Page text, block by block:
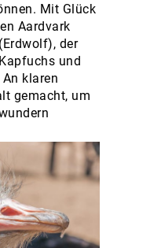
Mit Glück
Aardvark
der
und
klaren
gemacht, um